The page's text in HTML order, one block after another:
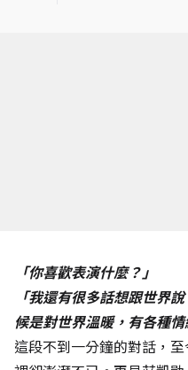
「你喜歡表演什麼？」
「我還有很多話想跟世界
候是對世界溫暖，有各種情
這段不到一分鐘的對話，